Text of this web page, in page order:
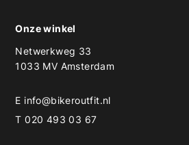
Onze winkel
Netwerkweg 33
1033 MV Amsterdam
E info@bikeroutfit.nl
T 020 493 03 67